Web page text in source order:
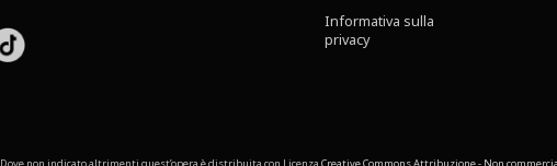
Informativa sulla
privacy
Dove non indicato altrimenti quest’opera è distribuita con Licenza Creative Commons Attribuzione - Non